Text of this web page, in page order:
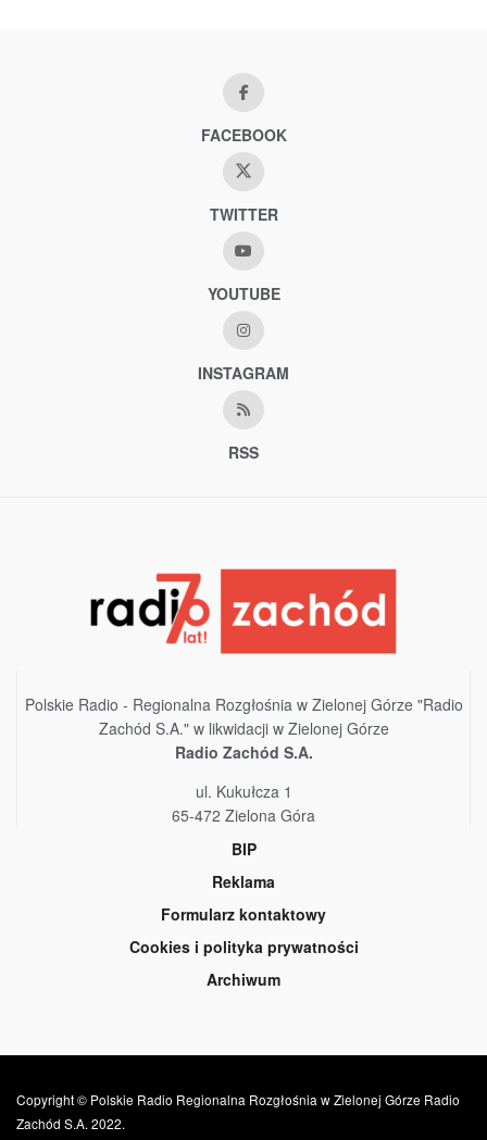
FACEBOOK
TWITTER
YOUTUBE
INSTAGRAM
RSS
Polskie Radio - Regionalna Rozgłośnia w Zielonej Górze "Radio
Zachód S.A." w likwidacji w Zielonej Górze
Radio Zachód S.A.
ul. Kukułcza 1
65-472 Zielona Góra
BIP
Reklama
Formularz kontaktowy
Cookies i polityka prywatności
Archiwum
Copyright © Polskie Radio Regionalna Rozgłośnia w Zielonej Górze Radio
Zachód S.A. 2022.